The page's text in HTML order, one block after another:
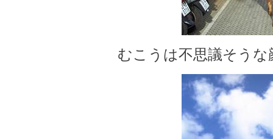
むこうは不思議そう